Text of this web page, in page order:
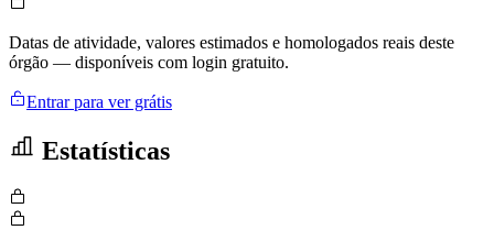
Datas de atividade, valores estimados e homologados reais deste
órgão — disponíveis com login gratuito.
Entrar para ver grátis
Estatísticas